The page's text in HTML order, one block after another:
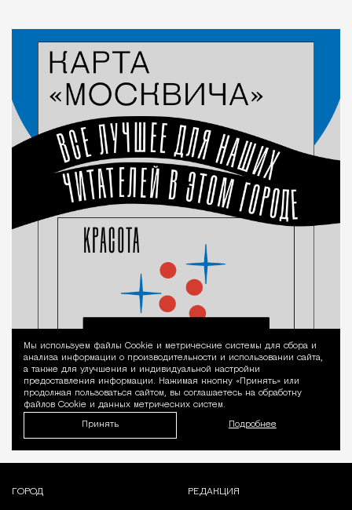
Уведомление
Мы используем файлы Сookie и метрические системы для сбора и
анализа информации о производительности и использовании сайта,
а также для улучшения и индивидуальной настройки
предоставления информации. Нажимая кнопку «Принять» или
продолжая пользоваться сайтом, вы соглашаетесь на обработку
файлов Cookie и данных метрических систем.
Принять Подробнее
ГОРОД РЕДАКЦИЯ